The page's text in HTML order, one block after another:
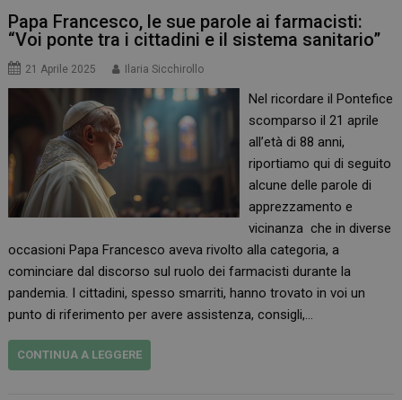
Papa Francesco, le sue parole ai farmacisti:
“Voi ponte tra i cittadini e il sistema sanitario”
21 Aprile 2025 Ilaria Sicchirollo
Nel ricordare il Pontefice
scomparso il 21 aprile
all’età di 88 anni,
riportiamo qui di seguito
alcune delle parole di
apprezzamento e
vicinanza che in diverse
occasioni Papa Francesco aveva rivolto alla categoria, a
cominciare dal discorso sul ruolo dei farmacisti durante la
pandemia. I cittadini, spesso smarriti, hanno trovato in voi un
punto di riferimento per avere assistenza, consigli,…
CONTINUA A LEGGERE